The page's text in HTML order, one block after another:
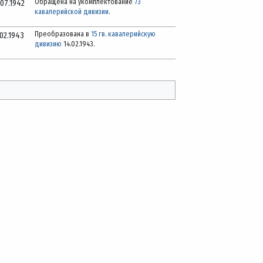
кавалерийской дивизии.
Преобразована в 15 гв. кавалерийскую
дивизию 14.02.1943.